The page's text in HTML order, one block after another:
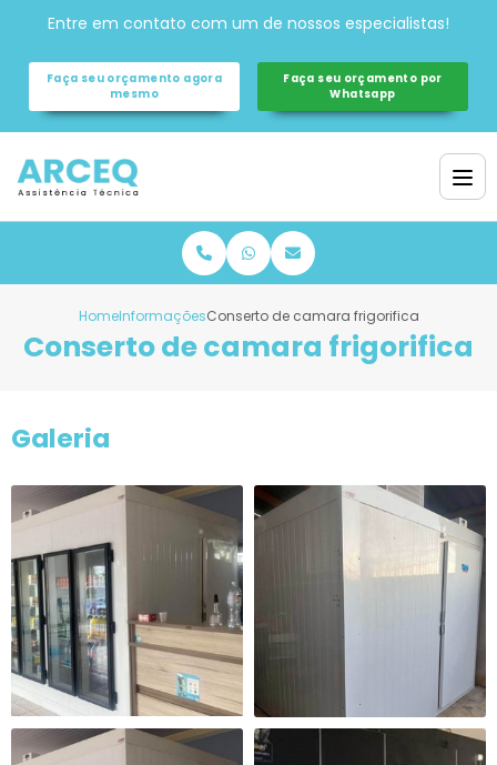
Entre em contato com um de nossos especialistas!
Faça seu orçamento agora
mesmo
Faça seu orçamento por
Whatsapp
HomeInformaçõesConserto de camara frigorifica
Conserto de camara frigorifica
Galeria